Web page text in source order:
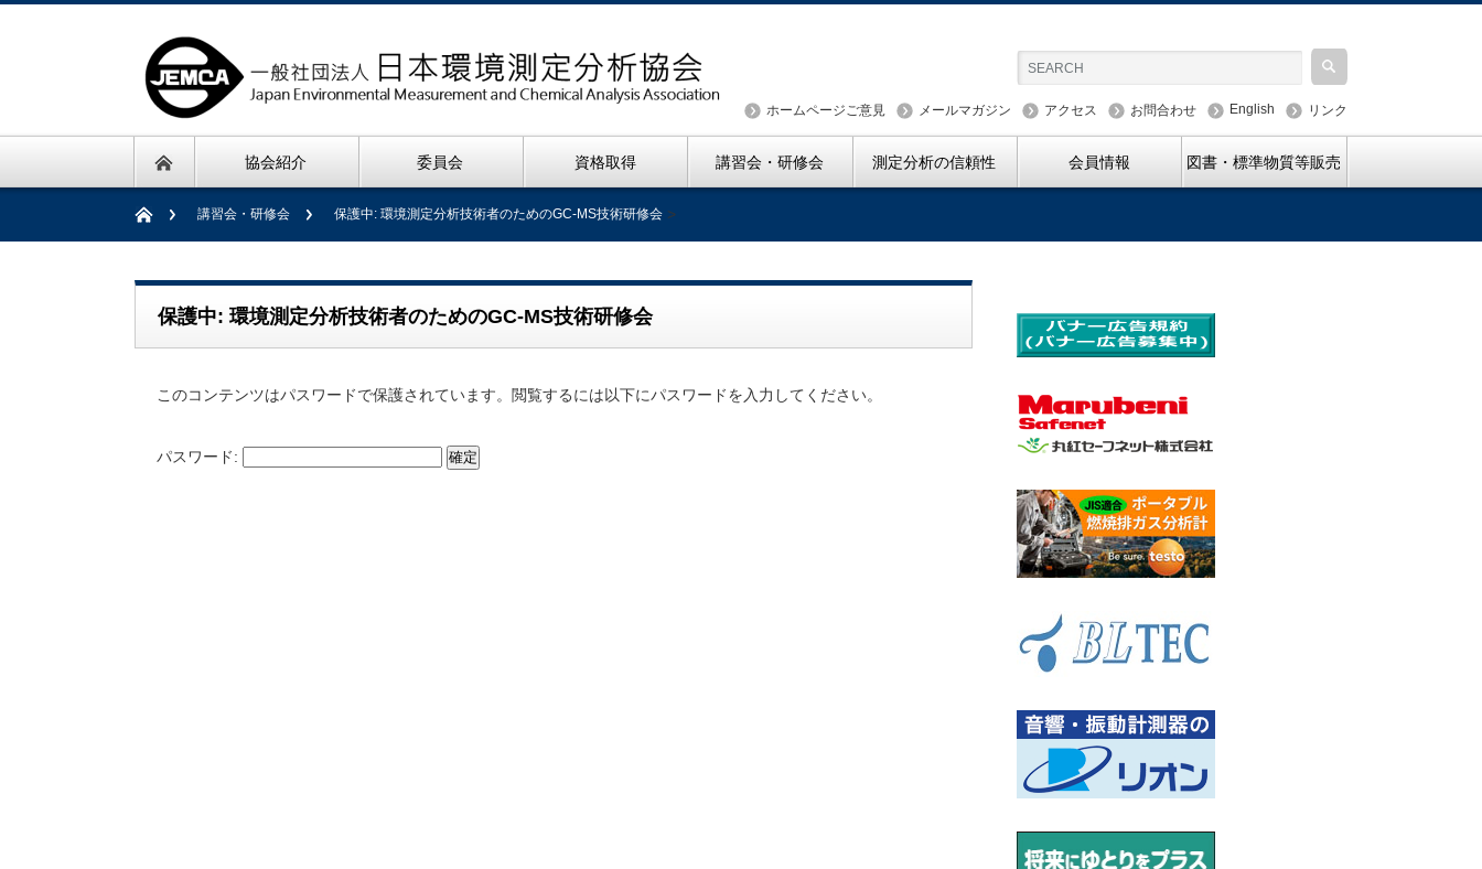
ホームページご意見 メールマガジン アクセス お問合わせ English リンク
協会紹介 委員会 資格取得 講習会・研修会 測定分析の信頼性 会員情報 図書・標準物質等販売
講習会・研修会 >
保護中: 環境測定分析技術者のためのGC-MS技術研修会
保護中: 環境測定分析技術者のためのGC-MS技術研修会
このコンテンツはパスワードで保護されています。閲覧するには以下にパスワードを入力してください。
パスワード: